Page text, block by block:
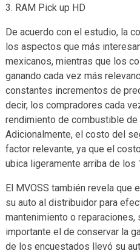
3. RAM Pick up HD
De acuerdo con el estudio, la
los aspectos que más
mexicanos, mientras que los
ganando cada vez más
constantes incrementos de
decir, los compradores cada
rendimiento de combustible
Adicionalmente, el costo del
factor relevante, ya que el
ubica ligeramente arriba de los
El MVOSS también revela que
su auto al distribuidor para
mantenimiento o
importante el de conservar la
de los encuestados llevó su